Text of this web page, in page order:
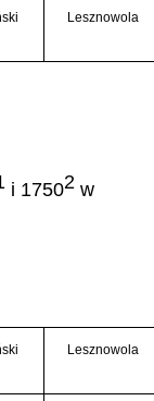
Lesznowola
i 17502 w
Lesznowola